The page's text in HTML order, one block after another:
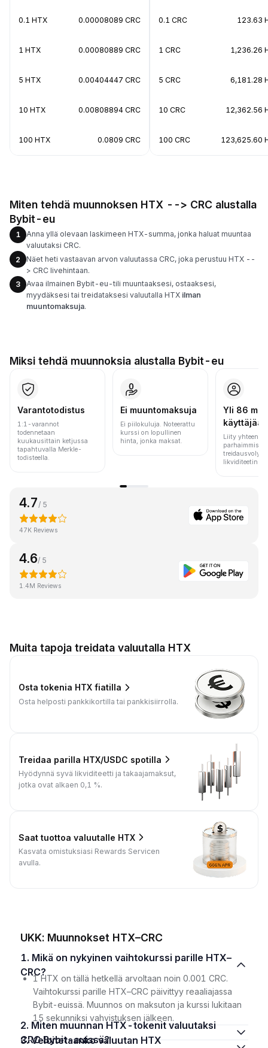
0.1 HTX 0.00008089 CRC
1 HTX 0.00080889 CRC
5 HTX 0.00404447 CRC
10 HTX 0.00808894 CRC
100 HTX 0.0809 CRC
0.1 CRC 123.63
1 CRC 1,236.26
5 CRC 6,181.28
10 CRC 12,362.56
100 CRC 123,625.60
Miten tehdä muunnoksen HTX --> CRC alustalla
Bybit-eu
1
Anna yllä olevaan laskimeen HTX-summa, jonka haluat muuntaa
valuutaksi CRC.
2
Näet heti vastaavan arvon valuutassa CRC, joka perustuu HTX --
> CRC livehintaan.
3
Avaa ilmainen Bybit-eu-tili muuntaaksesi, ostaaksesi,
myydäksesi tai treidataksesi valuutalla HTX ilman
muuntomaksuja.
Miksi tehdä muunnoksia alustalla Bybit-eu
Varantotodistus
1:1-varannot
todennetaan
kuukausittain ketjussa
tapahtuvalla Merkle-
todisteella.
Ei muuntomaksuja
Ei piilokuluja. Noteerattu
kurssi on lopullinen
hinta, jonka maksat.
Yli 86 milj.
käyttäjää
Liity yhteen
parhaimmista
likviditeetin
4.7/ 5
47K Reviews
4.6/ 5
1.4M Reviews
Muita tapoja treidata valuutalla HTX
Osta tokenia HTX fiatilla
Osta helposti pankkikortilla tai pankkisiirrolla.
Treidaa parilla HTX/USDC spotilla
Hyödynnä syvä likviditeetti ja takaajamaksut,
jotka ovat alkaen 0,1 %.
Saat tuottoa valuutalle HTX
Kasvata omistuksiasi Rewards Servicen
avulla.
UKK: Muunnokset HTX–CRC
1. Mikä on nykyinen vaihtokurssi parille HTX–
CRC?
1 HTX on tällä hetkellä arvoltaan noin 0.001 CRC.
Vaihtokurssi parille HTX–CRC päivittyy reaaliajassa
Bybit-euissä. Muunnos on maksuton ja kurssi lukitaan
15 sekunniksi vahvistuksen jälkeen.
2. Miten muunnan HTX-tokenit valuutaksi
CRC Bybit-euissä?
3. Veloitetaanko valuutan HTX